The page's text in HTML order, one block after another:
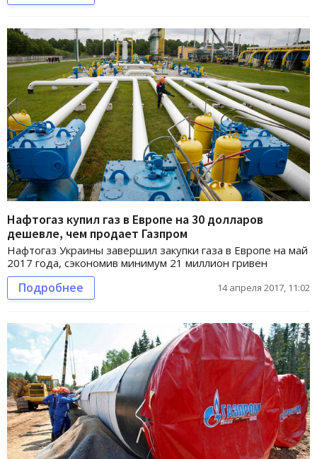
Нафтогаз купил газ в Европе на 30 долларов
дешевле, чем продает Газпром
Нафтогаз Украины завершил закупки газа в Европе на май
2017 года, сэкономив минимум 21 миллион гривен
Подробнее 14 апреля 2017, 11:02